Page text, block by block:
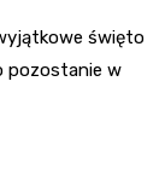
święto
pozostanie w